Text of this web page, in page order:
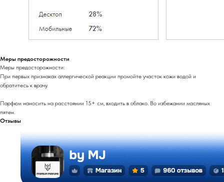
Меры предосторожности
Меры предосторожности:
При первых признаках аллергической реакции промойте участок кожи водой и
обратитесь к врачу.
Парфюм наносить на расстоянии 15+ см, входить в облако. Во избежании масляных
пятен.
Отзывы